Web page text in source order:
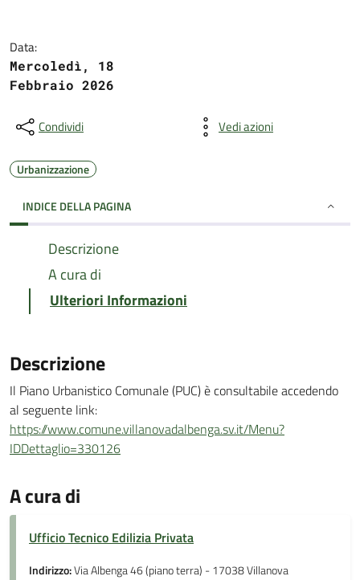
Data:
Mercoledì, 18
Febbraio 2026
Condividi Vedi azioni
Urbanizzazione
INDICE DELLA PAGINA
Descrizione
A cura di
Ulteriori Informazioni
Descrizione
Il Piano Urbanistico Comunale (PUC) è consultabile accedendo
al seguente link:
https://www.comune.villanovadalbenga.sv.it/Menu?
IDDettaglio=330126
A cura di
Ufficio Tecnico Edilizia Privata
Indirizzo:Via Albenga 46 (piano terra) - 17038 Villanova